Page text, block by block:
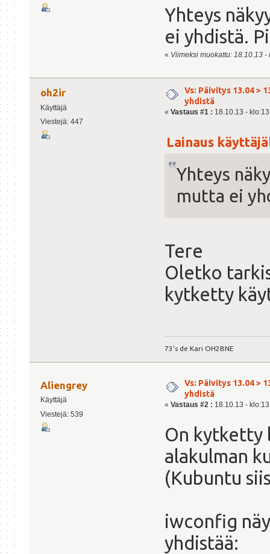
Yhteys
ei yhdistä.
« Viimeksi muokattu: 18.10.13
oh2ir
Käyttäjä
Viestejä: 447
Vs: Päivitys 13.04 >
yhdistä
« Vastaus #1 : 18.10.13 -
Lainaus
Yhteys
mutta ei
Tere
Oletko
kytketty
73's de Kari OH2BNE
Aliengrey
Käyttäjä
Viestejä: 539
Vs: Päivitys 13.04 >
yhdistä
« Vastaus #2 : 18.10.13 -
On kytketty
alakulman
(Kubuntu
iwconfig
yhdistää: